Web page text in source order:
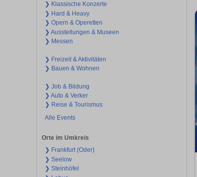
❯ Klassische Konzerte
❯ Hard & Heavy
❯ Opern & Operetten
❯ Ausstellungen & Museen
❯ Messen
❯ Freizeit & Aktivitäten
❯ Bauen & Wohnen
❯ Job & Bildung
❯ Auto & Verker
❯ Reise & Tourismus
Alle Events
Orte im Umkreis
❯ Frankfurt (Oder)
❯ Seelow
❯ Steinhöfel